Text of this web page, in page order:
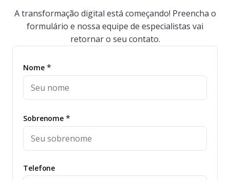
A transformação digital está começando! Preencha o
formulário e nossa equipe de especialistas vai
retornar o seu contato.
Nome *
Sobrenome*
Telefone